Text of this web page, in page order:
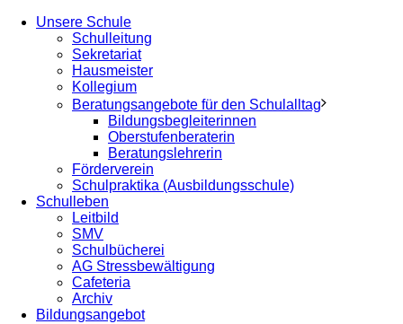
Unsere Schule
Schulleitung
Sekretariat
Hausmeister
Kollegium
Beratungsangebote für den Schulalltag
Bildungsbegleiterinnen
Oberstufenberaterin
Beratungslehrerin
Förderverein
Schulpraktika (Ausbildungsschule)
Schulleben
Leitbild
SMV
Schulbücherei
AG Stressbewältigung
Cafeteria
Archiv
Bildungsangebot